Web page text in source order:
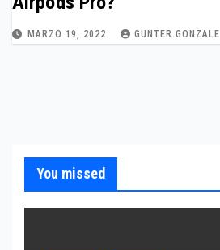
MARZO 19, 2022
You missed